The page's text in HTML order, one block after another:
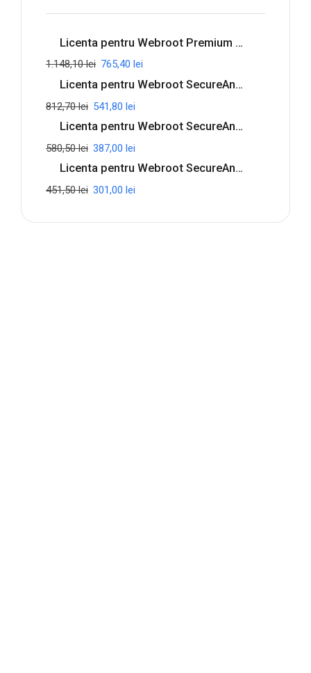
Licenta pentru Webroot Premium with Allstate Identity Protection - 1-Year / 5-Device
1.148,10lei 765,40 lei
Licenta pentru Webroot SecureAnywhere Internet Security Complete - 1-Year / 5-Device
812,70lei 541,80 lei
Licenta pentru Webroot SecureAnywhere Internet Security Plus - 1-Year / 3-Device
580,50lei 387,00 lei
Licenta pentru Webroot SecureAnywhere Antivirus - 1-Year / 3-Device
451,50lei 301,00 lei